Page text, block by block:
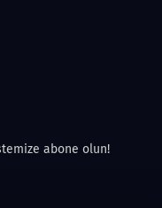
abone olun!